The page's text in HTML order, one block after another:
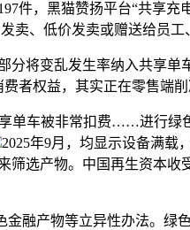
，黑猫赞扬平台“共享充
发卖、低价发卖或赠送给员工
将变乱发生率纳入共享单
者权益，其实正在零售端
车被非常扣费……进行绿色
2025年9月，均显示设备满载
选产物。中国再生资本收
产物等立异性办法。绿